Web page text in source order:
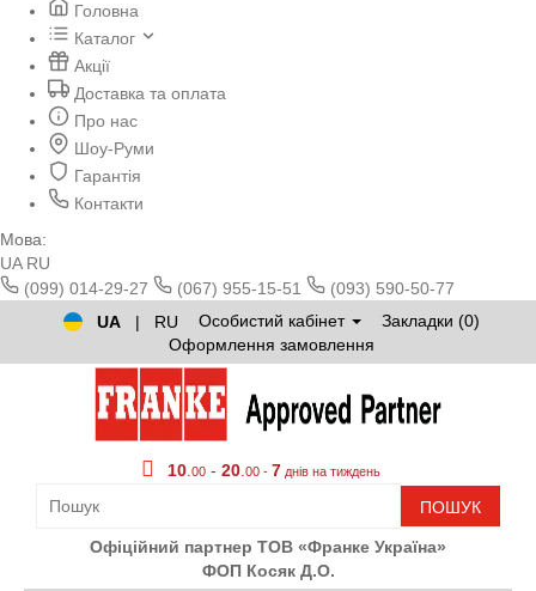
Головна
Каталог
Акції
Доставка та оплата
Про нас
Шоу-Руми
Гарантія
Контакти
Мова:
UA RU
(099) 014-29-27
(067) 955-15-51
(093) 590-50-77
UA
| RU Особистий кабінет
Закладки (0)
Оформлення замовлення
10 00 - 20 00 - 7 днів на тиждень
ПОШУК
Офіційний партнер ТОВ «Франке Україна»
ФОП Косяк Д.О.